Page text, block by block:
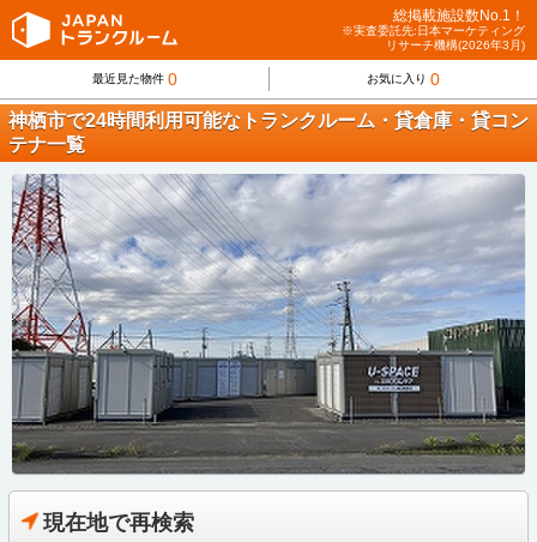
総掲載施設数No.1！
※実査委託先:日本マーケティング
リサーチ機構(2026年3月)
最近見た物件 0 お気に入り 0
神栖市で24時間利用可能なトランクルーム・貸倉庫・貸コン
テナ一覧
現在地で再検索